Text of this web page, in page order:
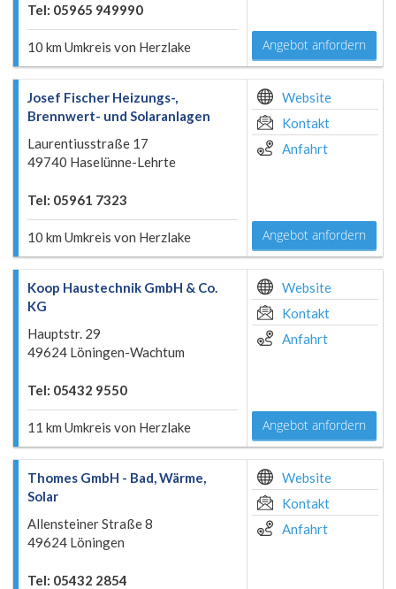
Tel: 05965 949990
10 km Umkreis von Herzlake Angebot anfordern
Josef Fischer Heizungs-,
Brennwert- und Solaranlagen
Laurentiusstraße 17
49740 Haselünne-Lehrte
Tel: 05961 7323
10 km Umkreis von Herzlake
Website
Kontakt
Anfahrt
Angebot anfordern
Koop Haustechnik GmbH & Co.
KG
Hauptstr. 29
49624 Löningen-Wachtum
Tel: 05432 9550
11 km Umkreis von Herzlake
Website
Kontakt
Anfahrt
Angebot anfordern
Thomes GmbH - Bad, Wärme,
Solar
Allensteiner Straße 8
49624 Löningen
Tel: 05432 2854
Website
Kontakt
Anfahrt